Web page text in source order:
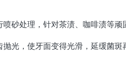
喷砂处理，针对茶渍、咖啡渍等顽
抛光，使牙面变得光滑，延缓菌斑